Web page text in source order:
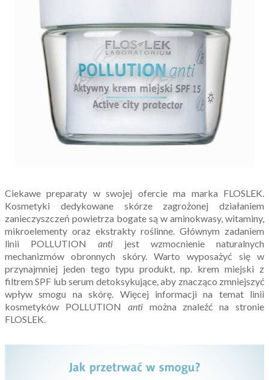
Ciekawe preparaty w swojej ofercie ma marka FLOSLEK.
Kosmetyki dedykowane skórze zagrożonej działaniem
zanieczyszczeń powietrza bogate są w aminokwasy, witaminy,
mikroelementy oraz ekstrakty roślinne. Głównym zadaniem
linii POLLUTION anti jest wzmocnienie naturalnych
mechanizmów obronnych skóry. Warto wyposażyć się w
przynajmniej jeden tego typu produkt, np. krem miejski z
filtrem SPF lub serum detoksykujące, aby znacząco zmniejszyć
wpływ smogu na skórę. Więcej informacji na temat linii
kosmetyków POLLUTION antimożna znaleźć na stronie
FLOSLEK.